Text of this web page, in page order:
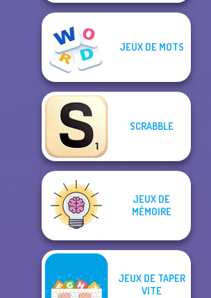
JEUX DE MOTS
SCRABBLE
JEUX DE
MÉMOIRE
JEUX DE TAPER
VITE